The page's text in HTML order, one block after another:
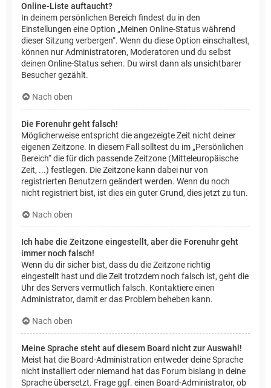
Online-Liste auftaucht?
In deinem persönlichen Bereich findest du in den
Einstellungen eine Option „Meinen Online-Status während
dieser Sitzung verbergen“. Wenn du diese Option einschaltest,
können nur Administratoren, Moderatoren und du selbst
deinen Online-Status sehen. Du wirst dann als unsichtbarer
Besucher gezählt.
Nach oben
Die Forenuhr geht falsch!
Möglicherweise entspricht die angezeigte Zeit nicht deiner
eigenen Zeitzone. In diesem Fall solltest du im „Persönlichen
Bereich“ die für dich passende Zeitzone (Mitteleuropäische
Zeit, ...) festlegen. Die Zeitzone kann dabei nur von
registrierten Benutzern geändert werden. Wenn du noch
nicht registriert bist, ist dies ein guter Grund, dies jetzt zu tun.
Nach oben
Ich habe die Zeitzone eingestellt, aber die Forenuhr geht
immer noch falsch!
Wenn du dir sicher bist, dass du die Zeitzone richtig
eingestellt hast und die Zeit trotzdem noch falsch ist, geht die
Uhr des Servers vermutlich falsch. Kontaktiere einen
Administrator, damit er das Problem beheben kann.
Nach oben
Meine Sprache steht auf diesem Board nicht zur Auswahl!
Meist hat die Board-Administration entweder deine Sprache
nicht installiert oder niemand hat das Forum bislang in deine
Sprache übersetzt. Frage ggf. einen Board-Administrator, ob